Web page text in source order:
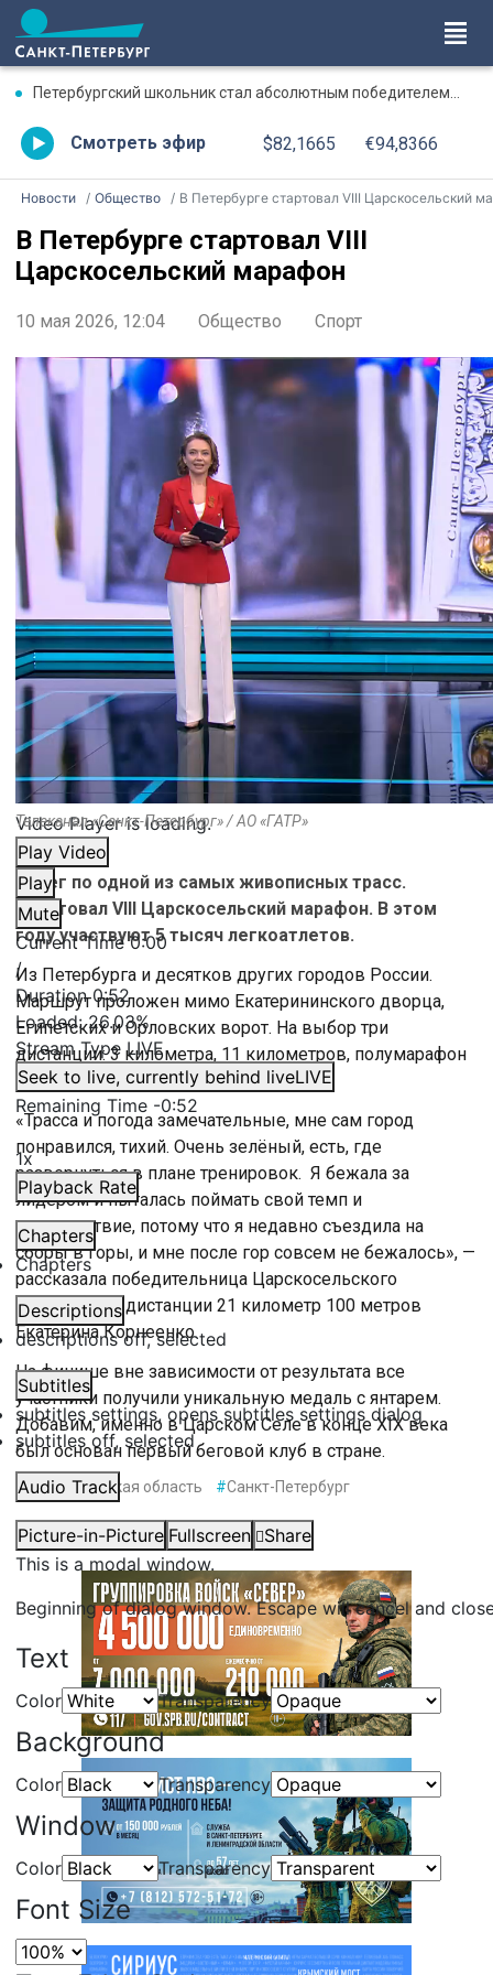
Петербургский школьник стал абсолютным победителем Международной олимпиады по ИИ
Смотреть эфир $82,1665 €94,8366
Новости Общество В Петербурге стартовал VIII Царскосельский марафон
В Петербурге стартовал VIII
Царскосельский марафон
10 мая 2026, 12:04 Общество Спорт
Video Player is loading.
Play Video
Play
Mute
Current Time0:00
/
Duration0:52
Loaded:26.03%
Stream TypeLIVE
Seek to live, currently behind liveLIVE
Remaining Time -0:52
1x
Playback Rate
Chapters
Chapters
Descriptions
descriptions off, selected
Subtitles
subtitles settings, opens subtitles settings dialog
subtitles off, selected
Audio Track
Picture-in-Picture Fullscreen
Share
This is a modal window.
Beginning of dialog window. Escape will cancel and
Text
Color Transparency
Background
Color Transparency
Window
Color Transparency
Font Size
Телеканал «Санкт-Петербург» / АО «ГАТР»
Забег по одной из самых живописных трасс.
Стартовал VIII Царскосельский марафон. В этом
году участвуют 5 тысяч легкоатлетов.
Из Петербурга и десятков других городов России.
Маршрут проложен мимо Екатерининского дворца,
Египетских и Орловских ворот. На выбор три
дистанции: 3 километра, 11 километров, полумарафон
и марафон.
«Трасса и погода замечательные, мне сам город
понравился, тихий. Очень зелёный, есть, где
развернуться в плане тренировок. Я бежала за
лидером и пыталась поймать свой темп и
самочувствие, потому что я недавно съездила на
сборы в горы, и мне после гор совсем не бежалось», —
рассказала победительница Царскосельского
марафона на дистанции 21 километр 100 метров
Екатерина Корнеенко.
На финише вне зависимости от результата все
участники получили уникальную медаль с янтарем.
Добавим, именно в Царском Селе в конце XIX века
был основан первый беговой клуб в стране.
#Ленинградская область #Санкт-Петербург